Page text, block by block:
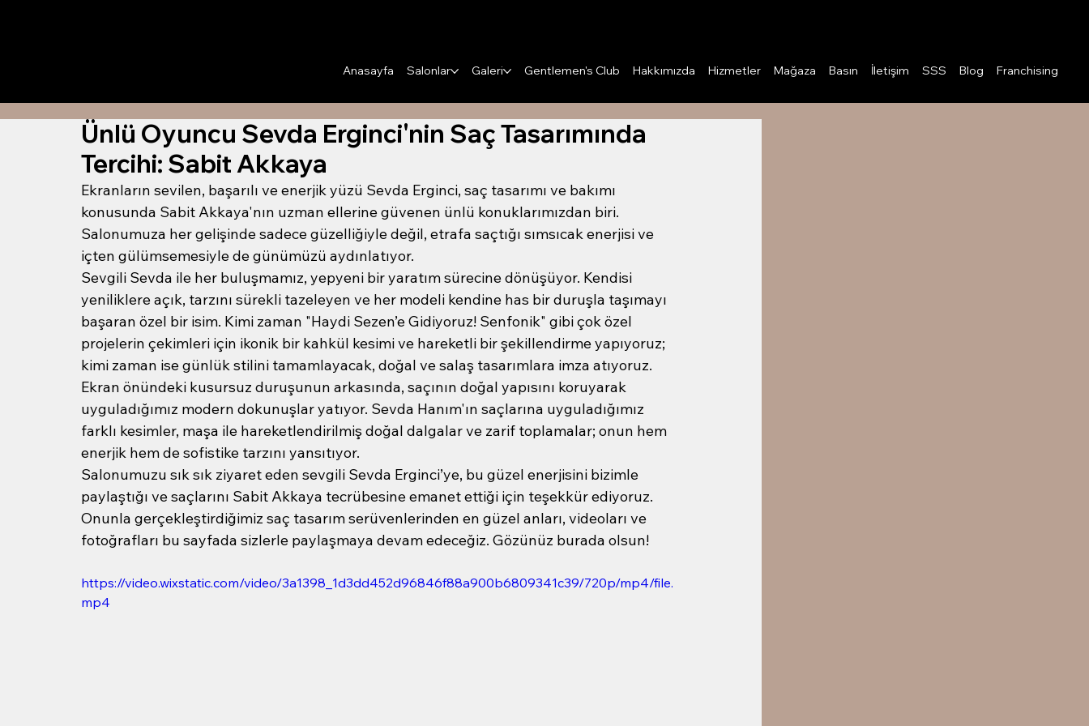
Anasayfa Salonlar Galeri Gentlemen's Club Hakkımızda Hizmetler Mağaza Basın İletişim SSS Blog Franchising
Ünlü Oyuncu Sevda Erginci'nin Saç Tasarımında
Tercihi: Sabit Akkaya
Ekranların sevilen, başarılı ve enerjik yüzü Sevda Erginci, saç tasarımı ve bakımı
konusunda Sabit Akkaya'nın uzman ellerine güvenen ünlü konuklarımızdan biri.
Salonumuza her gelişinde sadece güzelliğiyle değil, etrafa saçtığı sımsıcak enerjisi ve
içten gülümsemesiyle de günümüzü aydınlatıyor.
Sevgili Sevda ile her buluşmamız, yepyeni bir yaratım sürecine dönüşüyor. Kendisi
yeniliklere açık, tarzını sürekli tazeleyen ve her modeli kendine has bir duruşla taşımayı
başaran özel bir isim. Kimi zaman "Haydi Sezen’e Gidiyoruz! Senfonik" gibi çok özel
projelerin çekimleri için ikonik bir kahkül kesimi ve hareketli bir şekillendirme yapıyoruz;
kimi zaman ise günlük stilini tamamlayacak, doğal ve salaş tasarımlara imza atıyoruz.
Ekran önündeki kusursuz duruşunun arkasında, saçının doğal yapısını koruyarak
uyguladığımız modern dokunuşlar yatıyor. Sevda Hanım'ın saçlarına uyguladığımız
farklı kesimler, maşa ile hareketlendirilmiş doğal dalgalar ve zarif toplamalar; onun hem
enerjik hem de sofistike tarzını yansıtıyor.
Salonumuzu sık sık ziyaret eden sevgili Sevda Erginci’ye, bu güzel enerjisini bizimle
paylaştığı ve saçlarını Sabit Akkaya tecrübesine emanet ettiği için teşekkür ediyoruz.
Onunla gerçekleştirdiğimiz saç tasarım serüvenlerinden en güzel anları, videoları ve
fotoğrafları bu sayfada sizlerle paylaşmaya devam edeceğiz. Gözünüz burada olsun!
https://video.wixstatic.com/video/3a1398_1d3dd452d96846f88a900b6809341c39/720p/mp4/file.
mp4